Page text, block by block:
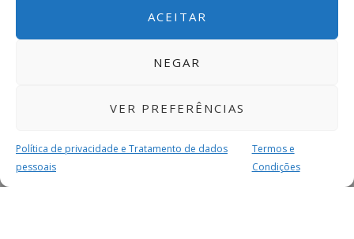
ACEITAR
NEGAR
VER PREFERÊNCIAS
Política de privacidade e Tratamento de dados
pessoais
Termos e
Condições